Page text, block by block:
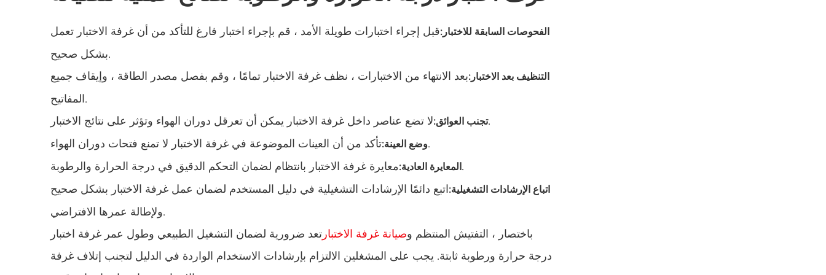
خزانة بدرجة حرارة منخفضة ثابتة
غرفة تجميد الذوبان
غرفة اختبار مقاومة للانفجار
الغرفة البيئية للخلايا الكهروضوئية
غرفة اختبار معملية
الفحوصات السابقة للاختبار:قبل إجراء اختبارات طويلة الأمد ، قم بإجراء اختبار فارغ للتأكد من أن غرفة الاختبار تعمل
بشكل صحيح.
التنظيف بعد الاختبار:بعد الانتهاء من الاختبارات ، نظف غرفة الاختبار تمامًا ، وقم بفصل مصدر الطاقة ، وإيقاف جميع
المفاتيح.
تجنب العوائق:لا تضع عناصر داخل غرفة الاختبار يمكن أن تعرقل دوران الهواء وتؤثر على نتائج الاختبار.
وضع العينة:تأكد من أن العينات الموضوعة في غرفة الاختبار لا تمنع فتحات دوران الهواء.
المعايرة العادية:معايرة غرفة الاختبار بانتظام لضمان التحكم الدقيق في درجة الحرارة والرطوبة.
اتباع الإرشادات التشغيلية:اتبع دائمًا الإرشادات التشغيلية في دليل المستخدم لضمان عمل غرفة الاختبار بشكل صحيح
ولإطالة عمرها الافتراضي.
باختصار ، التفتيش المنتظم وصيانة غرفة الاختبار تعد ضرورية لضمان التشغيل الطبيعي وطول عمر غرفة اختبار
درجة حرارة ورطوبة ثابتة. يجب على المشغلين الالتزام بإرشادات الاستخدام الواردة في الدليل لتجنب إتلاف غرفة